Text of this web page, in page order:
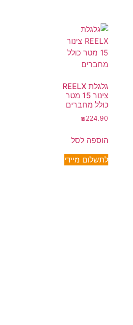
גלגלת REELX
צינור 15 מטר
כולל מחברים
₪224.90
הוספה לסל
לתשלום מיידי